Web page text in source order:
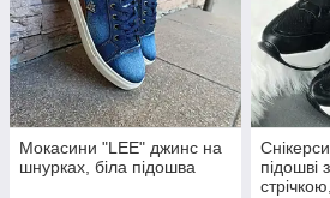
Мокасини "LEE" джинс на
шнурках, біла підошва
підошві